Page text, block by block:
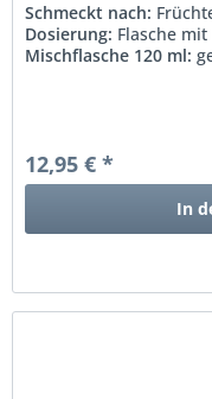
Schmeckt nach:
Dosierung: Flasche
Mischflasche 120 ml:
12,95 € *
In